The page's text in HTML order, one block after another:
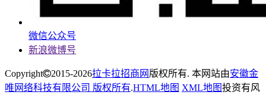
微信公众号
新浪微博号
Copyright 2015-2026拉卡拉招商网 版权所有. 本网站由安徽金
唯网络科技有限公司 版权所有.HTML地图 XML地图投资有风